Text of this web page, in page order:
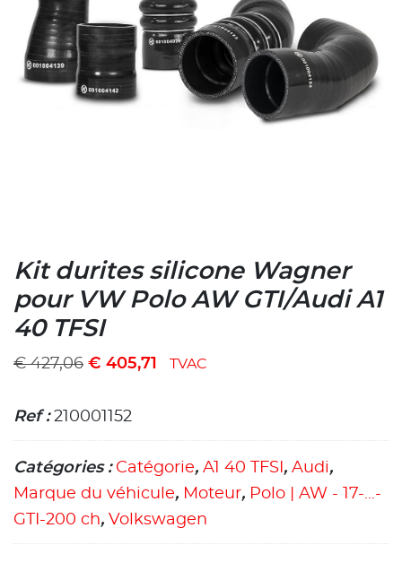
Kit durites silicone Wagner
pour VW Polo AW GTI/Audi A1
40 TFSI
€427,06 € 405,71 TVAC
Ref :210001152
Catégories : Catégorie, A1 40 TFSI , Audi,
Marque du véhicule, Moteur, Polo | AW - 17-...-
GTI-200 ch, Volkswagen